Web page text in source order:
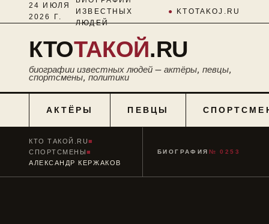
24 ИЮЛЯ
2026 Г.
ИЗВЕСТНЫХ
ЛЮДЕЙ
● KTOTAKOJ.RU
КТОТАКОЙ.RU
биографии известных людей — актёры, певцы,
спортсмены, политики
АКТЁРЫ ПЕВЦЫ
КТО ТАКОЙ.RU■
СПОРТСМЕНЫ■
АЛЕКСАНДР КЕРЖАКОВ
БИОГРАФИЯ № 0253